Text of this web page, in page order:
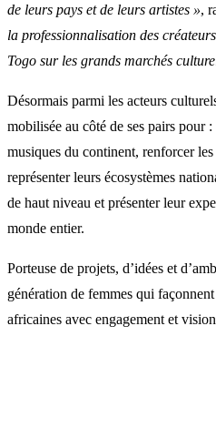
de leurs pays et de leurs artistes »,
la professionnalisation des
Togo sur les grands marchés
Désormais parmi les acteurs
mobilisée au côté de ses pairs pour
musiques du continent, renforcer
représenter leurs écosystèmes
de haut niveau et présenter leur
monde entier.
Porteuse de projets, d’idées et
génération de femmes qui
africaines avec engagement et